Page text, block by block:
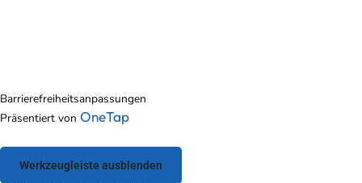
Barrierefreiheitsanpassungen
Präsentiert von OneTap
Werkzeugleiste ausblenden